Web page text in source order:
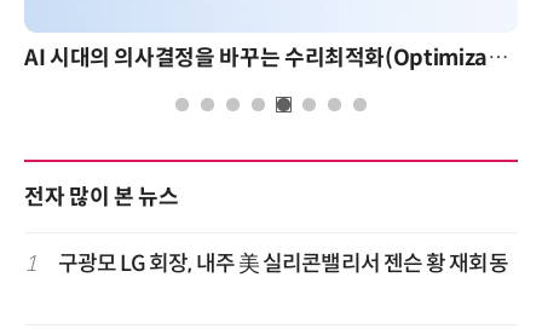
AI 시대의 의사결정을 바꾸는 수리최적화(Optimization): 실제 산업 적용 사례와 활용 전략
전자 많이 본 뉴스
1 구광모 LG 회장, 내주 美 실리콘밸리서 젠슨 황 재회동